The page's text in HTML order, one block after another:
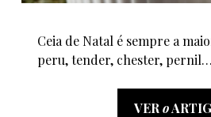
Ceia de Natal é sempre a
peru, tender, chester,
VER o